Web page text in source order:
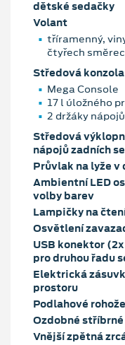
dětské sedačky
Volant
tříramenný,
čtyřech
Středová
Mega Console
17 l úložného
2 držáky nápojů
Středová
nápojů zadních
Průvlak na lyže v
Ambientní LED
volby barev
Lampičky na
Osvětlení
USB konektor
pro druhou řadu
Elektrická
prostoru
Podlahové
Ozdobné
Vnější zpětná